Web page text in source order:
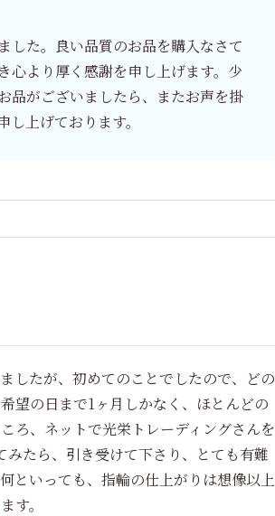
た。良い品質のお品を購入なさて
心より厚く感謝を申し上げます。少
品がございましたら、またお声を掛
上げております。
したが、初めてのことでしたので、どの
望の日まで1ヶ月しかなく、ほとんどの
ろ、ネットで光栄トレーディングさんを
たら、引き受けて下さり、とても有難
といっても、指輪の仕上がりは想像以上
す。